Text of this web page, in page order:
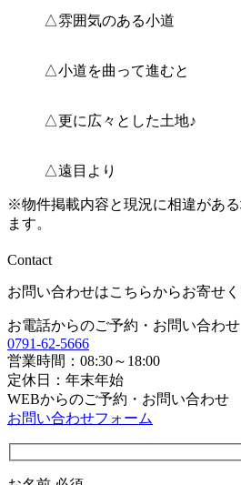
△雰囲気のある小道
△小道を曲って進むと
△更に広々とした土地♪
△遠目より
※物件掲載内容と現況に相違があ
ます。
Contact
お問い合わせはこちらからお寄せ
お電話からのご予約・お問い合わせ
0791-62-5666
営業時間：08:30～18:00
定休日：年末年始
WEBからのご予約・お問い合わせ
お問い合わせフォーム